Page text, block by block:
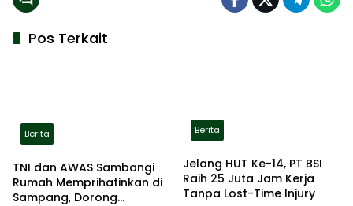
Pos Terkait
Berita
TNI dan AWAS Sambangi
Rumah Memprihatinkan di
Sampang, Dorong
Berita
Jelang HUT Ke-14, PT BSI
Raih 25 Juta Jam Kerja
Tanpa Lost-Time Injury